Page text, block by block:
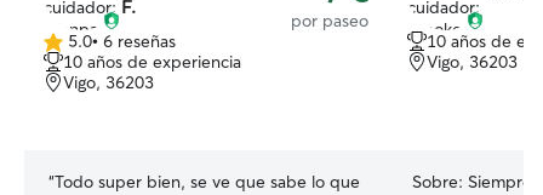
F.
por paseo
5.0
de
5
5.0• 6 reseñas
10 años de experiencia
Vigo, 36203
“Todo super bien, se ve que sabe lo que
10 años de
Vigo, 36203
Sobre: Siempre